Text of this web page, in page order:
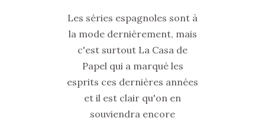
Les séries espagnoles sont à
la mode dernièrement, mais
c'est surtout La Casa de
Papel qui a marqué les
esprits ces dernières années
et il est clair qu'on en
souviendra encore